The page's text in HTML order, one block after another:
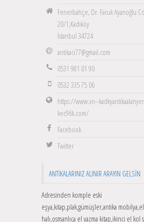
Fenerbahçe, Dr. Faruk Ayanoğlu
20/1,Kadıköy
İstanbul 34724
antikaci77@gmail.com
0531 981 01 90
0532 335 75 06
https://www.xn--
kec96k.com/
Facebook
Twitter
ANTIKALARINIZ ALINIR ARAYIN GELSIN
Adresinden komple eski
eşya,kitap,plak,gümüşler,antika
halı,osmanlıca el yazma kitap,ikinci el kol